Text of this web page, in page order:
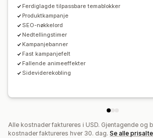
Ferdiglagde tilpassbare temablokker
Produktkampanje
SEO-nøkkelord
Nedtellingstimer
Kampanjebanner
Fast kampanjefelt
Fallende animeeffekter
Sideviderekobling
Alle kostnader faktureres i USD. Gjentagende og
kostnader faktureres hver 30. dag. Se alle